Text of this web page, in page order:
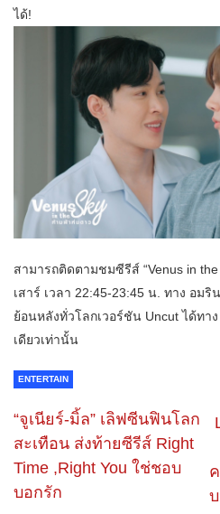
ได้!
สามารถติดตามชมซีรีส์ “Venus in
เสาร์ เวลา 22:45-23:45 น. ทาง อม
ย้อนหลังทั่วโลกเวอร์ชัน Uncut ได้ทา
เดียวเท่านั้น
ENTERTAIN
“จูเนียร์-มิ้ล” เลิฟซีนฟินโลก
สะเทือน ส่งท้ายซีรีส์ Right
Time ,Right You ใช่ชอบ
บอกรัก